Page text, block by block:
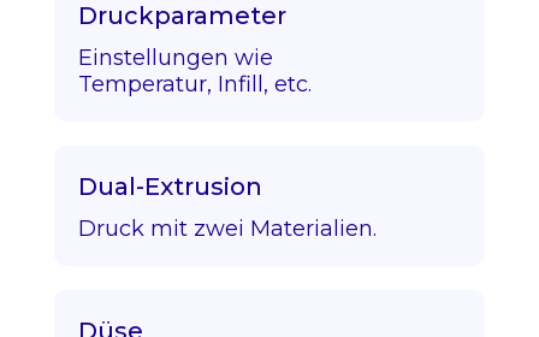
Druckparameter
Einstellungen wie
Temperatur, Infill, etc.
Dual-Extrusion
Druck mit zwei Materialien.
Düse